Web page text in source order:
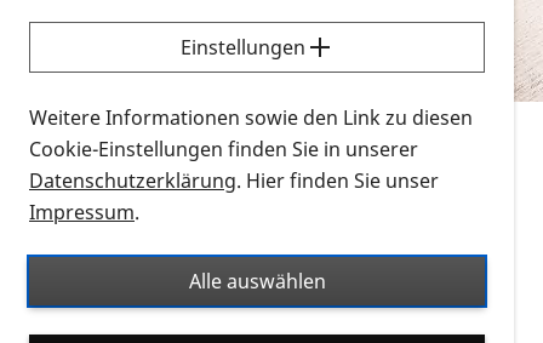
Sie möchten wissen, wie Sie nach Infonmaterial
suchen und dieses bestellen bzw. herunterladen
können? Schauen Sie sich dieErklärvideos zum
Thema Infomaterial auf der PRO RETINA-Website
für blinde und sehbehinderte Menschen an.
Auf dieser Seite finden Sie sämtliches Infomaterial
Ort. Nutzen Sie den Formatfilter, um ausschließlich
nach Flyern und Broschüren, Audios oder Videos zu
suchen. Die meisten Flyer und Broschüren werden in
Einstellungen
Weitere Informationen sowie den Link zu diesen
Cookie-Einstellungen finden Sie in unserer
Datenschutzerklärung. Hier finden Sie unser
Impressum.
Alle auswählen